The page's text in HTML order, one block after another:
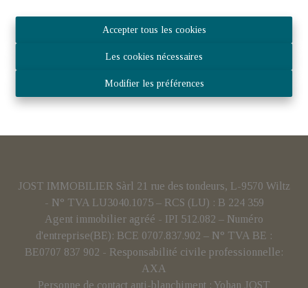
Accepter tous les cookies
Les cookies nécessaires
Modifier les préférences
JOST IMMOBILIER Sàrl 21 rue des tondeurs, L-9570 Wiltz
- N° TVA LU3040.1075 – RCS (LU) : B 224 359
Agent immobilier agréé - IPI 512.082 – Numéro
d'entreprise(BE): BCE 0707.837.902 – N° TVA BE :
BE0707 837 902 - Responsabilité civile professionnelle:
AXA
Personne de contact anti-blanchiment : Yohan JOST